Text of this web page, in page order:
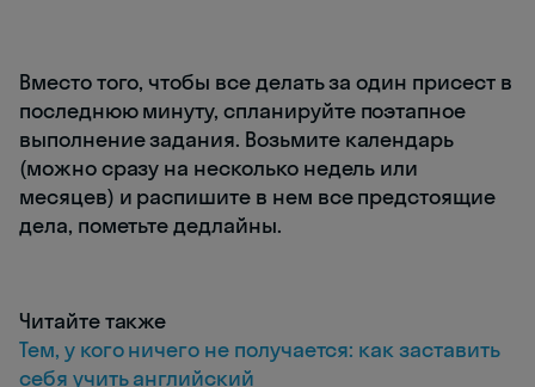
Вместо того, чтобы все делать за один присест в
последнюю минуту, спланируйте поэтапное
выполнение задания. Возьмите календарь
(можно сразу на несколько недель или
месяцев) и распишите в нем все предстоящие
дела, пометьте дедлайны.
Читайте также
Тем, у кого ничего не получается: как заставить
себя учить английский